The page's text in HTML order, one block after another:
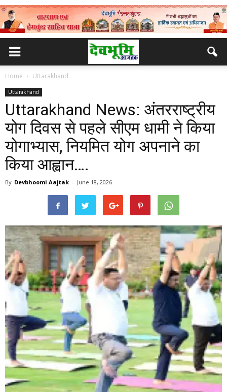
Home Uttarakhand
Uttarakhand
Uttarakhand News: अंतरराष्ट्रीय
योग दिवस से पहले सीएम धामी ने किया
योगाभ्यास, नियमित योग अपनाने का
किया आह्वान….
By Devbhoomi Aajtak - June 18, 2026